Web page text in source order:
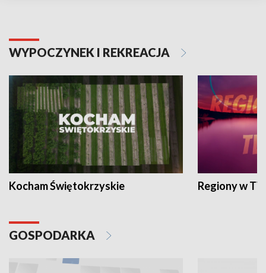
WYPOCZYNEK I REKREACJA
Kocham Świętokrzyskie Regiony w
GOSPODARKA